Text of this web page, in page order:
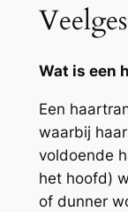
Wat is een
Een
waarbij
voldoende
het hoofd)
of dunner